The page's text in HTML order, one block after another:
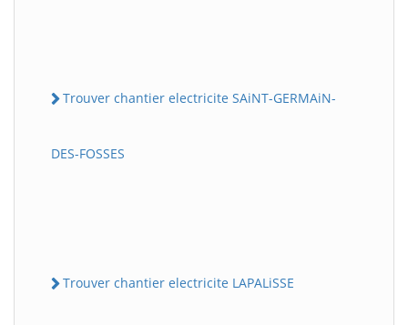
Trouver chantier electricite SAiNT-GERMAiN-
DES-FOSSES
Trouver chantier electricite LAPALiSSE